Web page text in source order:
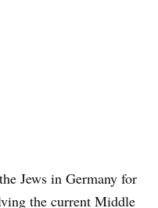
Jews in Germany for
the current Middle